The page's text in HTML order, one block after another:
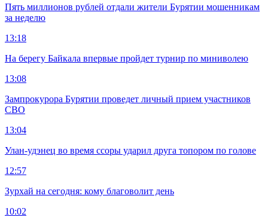
Пять миллионов рублей отдали жители Бурятии мошенникам
за неделю
13:18
На берегу Байкала впервые пройдет турнир по миниволею
13:08
Зампрокурора Бурятии проведет личный прием участников
СВО
13:04
Улан-удэнец во время ссоры ударил друга топором по голове
12:57
Зурхай на сегодня: кому благоволит день
10:02